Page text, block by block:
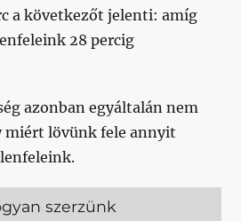
a következőt jelenti: amíg
28 percig
azonban egyáltalán nem
miért lövünk fele annyit
szerzünk